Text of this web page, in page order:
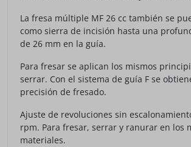
La fresa múltiple MF 26 cc también se
como sierra de incisión hasta una
de 26 mm en la guía.
Para fresar se aplican los mismos
serrar. Con el sistema de guía F se
precisión de fresado.
Ajuste de revoluciones sin
rpm. Para fresar, serrar y ranurar en los
materiales.